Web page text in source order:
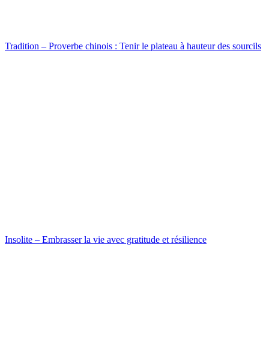
Tradition – Proverbe chinois : Tenir le plateau à hauteur des sourcils
Insolite – Embrasser la vie avec gratitude et résilience